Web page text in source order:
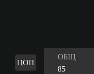
ЦОП
ОБЩ
85